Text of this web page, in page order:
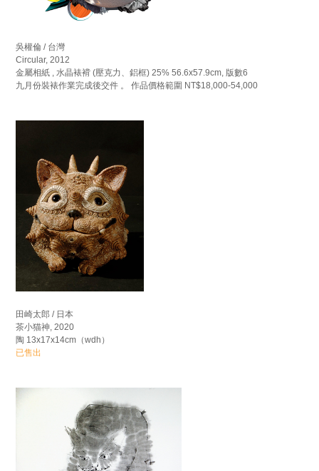
吳權倫 / 台灣
Circular, 2012
金屬相紙 , 水晶裱褙 (壓克力、鋁框) 25% 56.6x57.9cm, 版數6
九月份裝裱作業完成後交件 。 作品價格範圍 NT$18,000-54,000
田崎太郎 / 日本
茶小猫神, 2020
陶 13x17x14cm（wdh）
已售出